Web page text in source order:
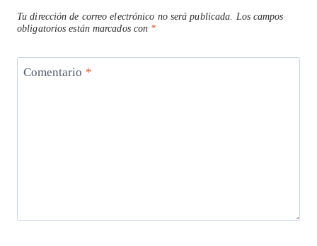
Tu dirección de correo electrónico no será publicada.
Los campos
obligatorios están marcados con *
Comentario *